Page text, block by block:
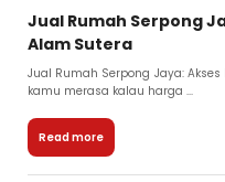
Jual Rumah Serpong
Alam Sutera
Jual Rumah Serpong Jaya:
kamu merasa kalau harga ...
Read more